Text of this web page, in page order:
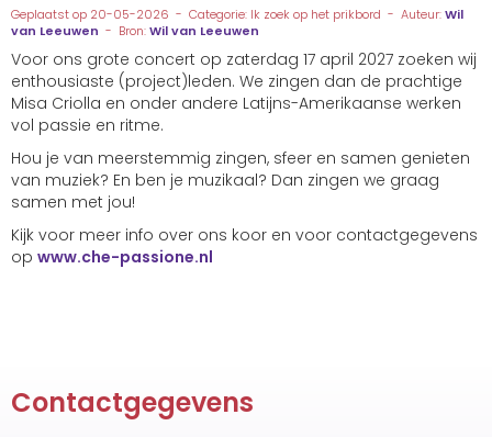
Geplaatst op 20-05-2026 - Categorie: Ik zoek op het prikbord - Auteur:Wil
van Leeuwen - Bron:Wil van Leeuwen
Voor ons grote concert op zaterdag 17 april 2027 zoeken wij
enthousiaste (project)leden. We zingen dan de prachtige
Misa Criolla en onder andere Latijns-Amerikaanse werken
vol passie en ritme.
Hou je van meerstemmig zingen, sfeer en samen genieten
van muziek? En ben je muzikaal? Dan zingen we graag
samen met jou!
Kijk voor meer info over ons koor en voor contactgegevens
op www.che-passione.nl
Contactgegevens